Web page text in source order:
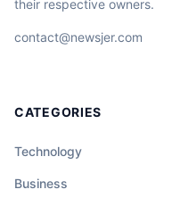
their respective owners.
contact@newsjer.com
CATEGORIES
Technology
Business